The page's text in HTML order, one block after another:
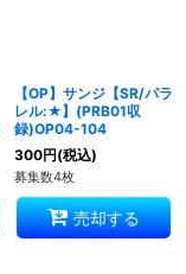
【OP】サンジ【SR/パラ
レル:★】(PRB01収
録)OP04-104
300円(税込)
募集数4枚
売却する